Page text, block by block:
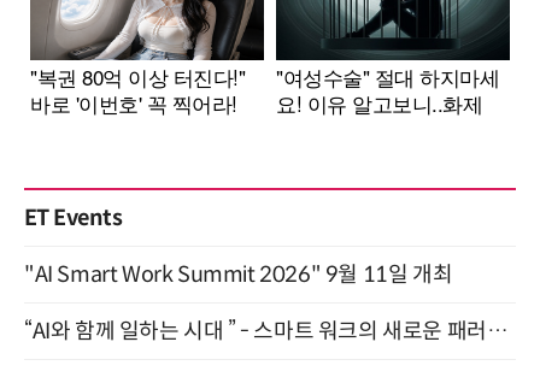
ET Events
"AI Smart Work Summit 2026" 9월 11일 개최
“AI와 함께 일하는 시대 ” - 스마트 워크의 새로운 패러다임 (9/11)